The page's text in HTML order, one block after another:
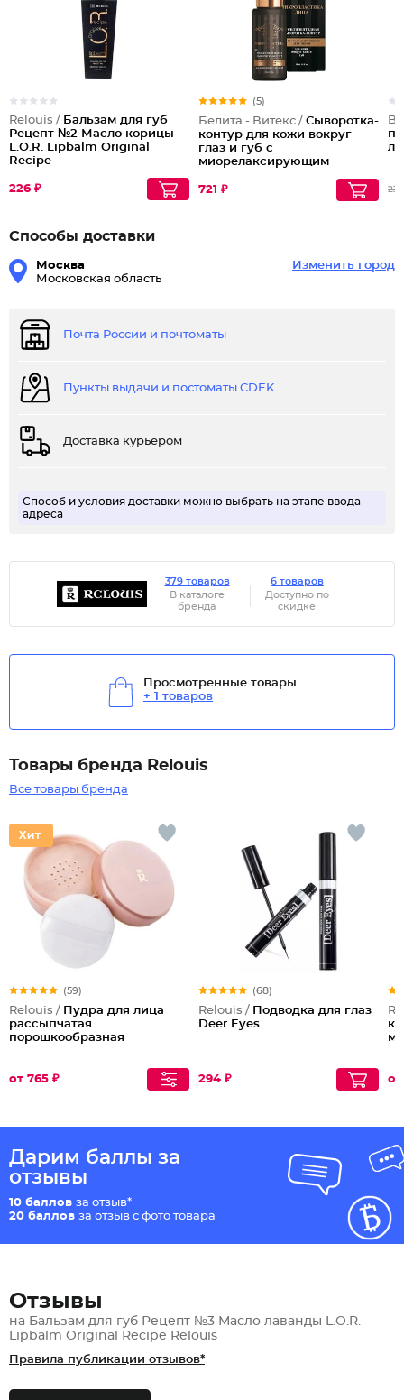
Relouis / Бальзам для губ
Рецепт №2 Масло корицы
L.O.R. Lipbalm Original
Recipe
226 ₽
(5)
Белита - Витекс / Сыворотка-
контур для кожи вокруг
глаз и губ с
миорелаксирующим
Мультипептидная
721 ₽ 237
Способы доставки
Москва
Московская область
Изменить город
Почта России и почтоматы
Пункты выдачи и постоматы CDEK
Доставка курьером
Способ и условия доставки можно выбрать на этапе ввода
адреса
379 товаров
В каталоге
бренда
6 товаров
Доступно по
скидке
Просмотренные товары
+ 1 товаров
Товары бренда Relouis
Все товары бренда
(59)
Relouis / Пудра для лица
рассыпчатая
порошкообразная
от 765 ₽
(68)
Relouis / Подводка для глаз
Deer Eyes
294 ₽
Дарим баллы за
отзывы
10 баллов за отзыв*
20 баллов за отзыв с фото товара
Отзывы
на Бальзам для губ Рецепт №3 Масло лаванды L.O.R.
Lipbalm Original Recipe Relouis
Правила публикации отзывов*